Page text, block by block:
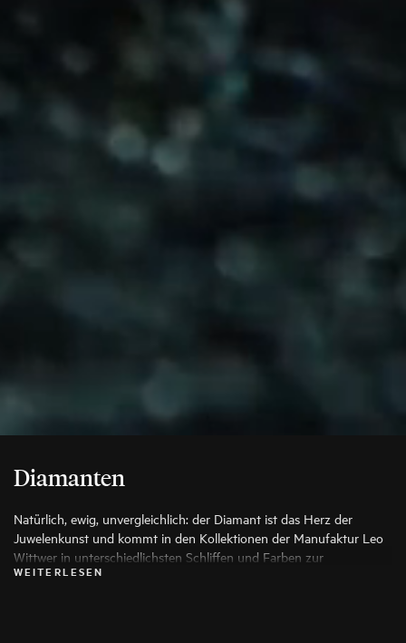
Diamanten
Natürlich, ewig, unvergleichlich: der Diamant ist das Herz der
Juwelenkunst und kommt in den Kollektionen der Manufaktur Leo
Wittwer in unterschiedlichsten Schliffen und Farben zur
Anwendung, die seine Schönheit auf die Spitze treiben. Es werden
WEITERLESEN